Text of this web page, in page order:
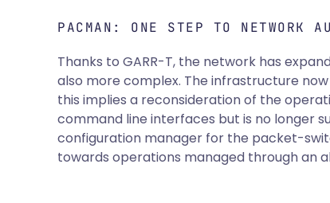
PACMAN: ONE STEP TO NETWORK
Thanks to GARR-T, the network has
also more complex. The infrastructure
this implies a reconsideration of the
command line interfaces but is no longer
configuration manager for the packet-
towards operations managed through an